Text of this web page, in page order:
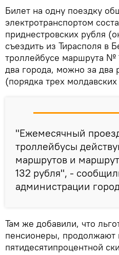
Билет на одну поездку
электротранспортом
приднестровских рубля
съездить из Тирасполя в
троллейбусе маршрута №
два города, можно за два
(порядка трех
"Ежемесячный
троллейбусы
маршрутов и
132 рубля", -
администрации
Там же добавили, что
пенсионеры, продолжают
пятидесятипроцентной